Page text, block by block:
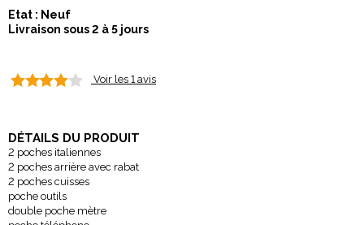
Etat : Neuf
Livraison sous 2 à 5 jours
Voir les 1 avis
DÉTAILS DU PRODUIT
2 poches italiennes
2 poches arrière avec rabat
2 poches cuisses
poche outils
double poche mètre